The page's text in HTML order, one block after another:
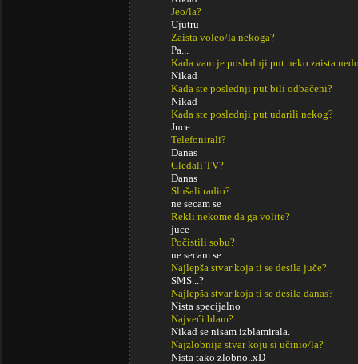
Jeo/la?
Ujutru
Zaista voleo/la nekoga?
Pa...
Kada vam je poslednji put neko zaista
Nikad
Kada ste poslednji put bili odbačeni?
Nikad
Kada ste poslednji put udarili nekog?
Juce
Telefonirali?
Danas
Gledali TV?
Danas
Slušali radio?
ne secam se
Rekli nekome da ga volite?
juce
Počistili sobu?
ne secam se...
Najlepša stvar koja ti se desila juče?
SMS...?
Najlepša stvar koja ti se desila danas?
Nista specijalno
Najveći blam?
Nikad se nisam izblamirala.
Najzlobnija stvar koju si učinio/la?
Nista tako zlobno..xD